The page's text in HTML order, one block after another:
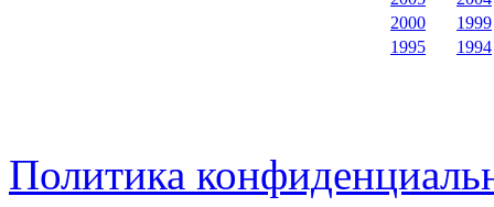
2000
1999
1995
1994
Политика